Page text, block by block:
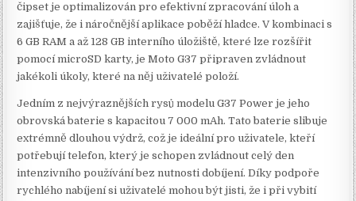
čipset je optimalizován pro efektivní zpracování úloh a
zajišťuje, že i náročnější aplikace poběží hladce. V kombinaci s
6 GB RAM a až 128 GB interního úložiště, které lze rozšířit
pomocí microSD karty, je Moto G37 připraven zvládnout
jakékoli úkoly, které na něj uživatelé položí.
Jedním z nejvýraznějších rysů modelu G37 Power je jeho
obrovská baterie s kapacitou 7 000 mAh. Tato baterie slibuje
extrémně dlouhou výdrž, což je ideální pro uživatele, kteří
potřebují telefon, který je schopen zvládnout celý den
intenzivního používání bez nutnosti dobíjení. Díky podpoře
rychlého nabíjení si uživatelé mohou být jisti, že i při vybití